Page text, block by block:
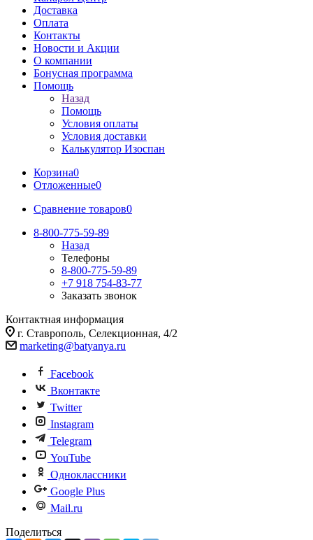
Доставка
Оплата
Контакты
Новости и Акции
О компании
Бонусная программа
Помощь
Назад
Помощь
Условия оплаты
Условия доставки
Калькулятор Изоспан
Корзина0
Отложенные0
Сравнение товаров0
8-800-775-59-89
Назад
Телефоны
8-800-775-59-89
+7 918 754-83-77
Заказать звонок
Контактная информация
г. Ставрополь, Селекционная, 4/2
marketing@batyanya.ru
Facebook
Вконтакте
Twitter
Instagram
Telegram
YouTube
Одноклассники
Google Plus
Mail.ru
Поделиться